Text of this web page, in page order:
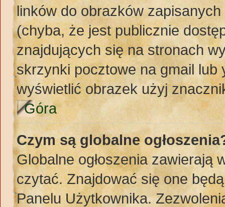
linków do obrazków
(chyba, że jest publicznie
znajdujących się na stronach
skrzynki pocztowe na gmail lub
wyświetlić obrazek użyj
Góra
Czym są globalne
Globalne ogłoszenia zawierają
czytać. Znajdować się one
Panelu Użytkownika.